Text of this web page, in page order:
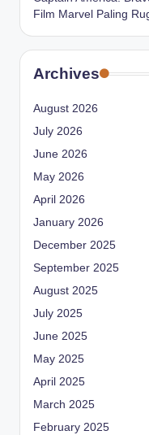
Film Marvel Paling
Archives
August 2026
July 2026
June 2026
May 2026
April 2026
January 2026
December 2025
September 2025
August 2025
July 2025
June 2025
May 2025
April 2025
March 2025
February 2025